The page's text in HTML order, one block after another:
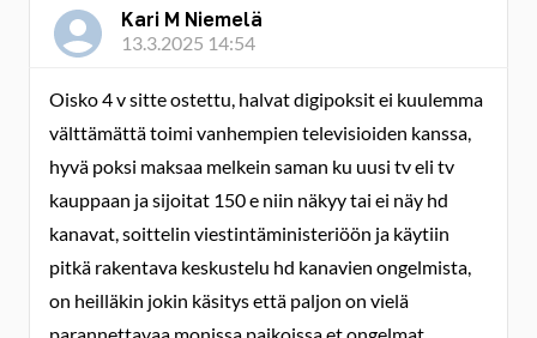
Kari M Niemelä
13.3.2025 14:54
Oisko 4 v sitte ostettu, halvat digipoksit ei kuulemma
välttämättä toimi vanhempien televisioiden kanssa,
hyvä poksi maksaa melkein saman ku uusi tv eli tv
kauppaan ja sijoitat 150 e niin näkyy tai ei näy hd
kanavat, soittelin viestintäministeriöön ja käytiin
pitkä rakentava keskustelu hd kanavien ongelmista,
on heilläkin jokin käsitys että paljon on vielä